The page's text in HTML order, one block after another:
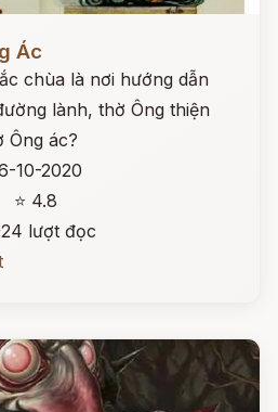
Ác
chùa là nơi hướng dẫn
lành, thờ Ông thiện
Ông ác?
10-2020
⭐ 4.8
lượt đọc